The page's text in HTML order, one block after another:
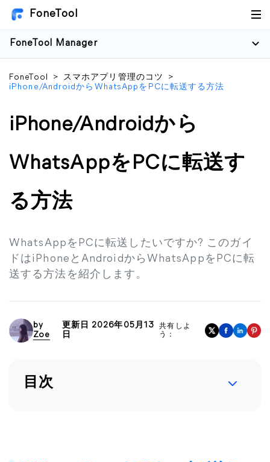
FoneTool
FoneTool Manager
FoneTool > スマホアプリ管理のコツ
>
iPhone/AndroidからWhatsAppをPCに転送する方法
iPhone/Androidから
WhatsAppをPCに転送す
る方法
WhatsAppをPCに転送したいですか? このガイ
ドはiPhoneとAndroidからWhatsAppをPCに転
送する方法を紹介します。
by
Zoe
更新日 2026年05月13
日
共有しよ
う：
目次